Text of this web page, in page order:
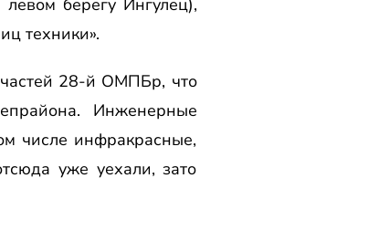
берегу Ингулец),
техники».
28-й ОМПБр, что
Инженерные
числе инфракрасные,
уже уехали, зато